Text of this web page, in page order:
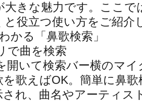
大きな魅力です。ここで
と役立つ使い方をご紹介
かる「鼻歌検索」
で曲を検索
開いて検索バー横のマ
歌えばOK。簡単に鼻
れ、曲名やアーティス